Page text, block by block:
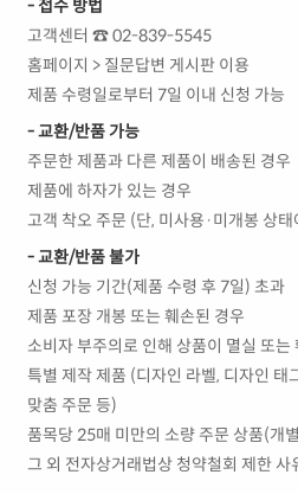
- 접수 방법
고객센터 ☎ 02-839-5545
홈페이지 > 질문답변 게시판 이용
제품 수령일로부터 7일 이내 신청 가능
- 교환/반품 가능
주문한 제품과 다른 제품이 배송된 경우
제품에 하자가 있는 경우
고객 착오 주문 (단, 미사용·미개봉 상태
- 교환/반품 불가
신청 가능 기간(제품 수령 후 7일) 초과
제품 포장 개봉 또는 훼손된 경우
소비자 부주의로 인해 상품이 멸실 또는
특별 제작 제품 (디자인 라벨, 디자인 태
맞춤 주문 등)
품목당 25매 미만의 소량 주문 상품(개
그 외 전자상거래법상 청약철회 제한 사